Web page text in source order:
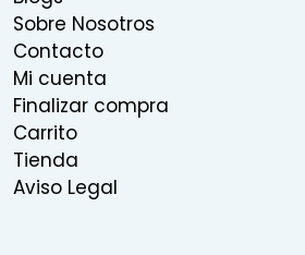
Sobre Nosotros
Contacto
Mi cuenta
Finalizar compra
Carrito
Tienda
Aviso Legal